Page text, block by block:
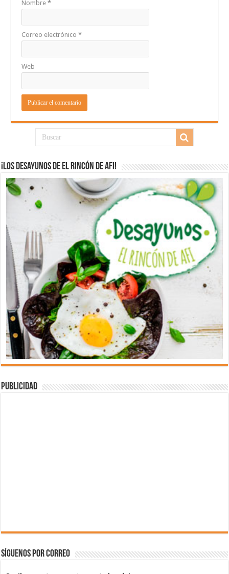
Nombre*
Correo electrónico*
Web
¡Los desayunos de El Rincón de Afi!
Publicidad
Síguenos por correo